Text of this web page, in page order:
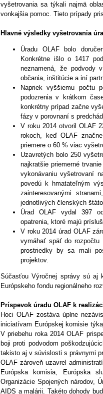
vyšetrovania sa týkali najmä
vonkajšia pomoc. Tieto prípady
Hlavné výsledky vyšetrovania
Úradu OLAF bolo
Konkrétne išlo o 1417
neznamená, že podvody
občania, inštitúcie a iní
Napriek vyššiemu počtu
podozrenia v krátkom
konkrétny prípad začne
fázy v porovnaní s
V roku 2014 otvoril OLAF
rokoch, keď OLAF
priemere o 60 % viac
Uzavretých bolo 250
najkratšie priemerné
vykonávaniu vyšetrovaní
povedú k hmatateľným
zainteresovanými
jednotlivých členských
Úrad OLAF vydal 397
opatrenia, ktoré majú
V roku 2014 úrad OLAF
vymáhať späť do rozpočtu
prostriedky by sa mali
projektov.
Súčasťou Výročnej správy sú aj
Európskeho fondu regionálneho
Príspevok úradu OLAF k
Hoci OLAF zostáva úplne
iniciatívam Európskej komisie
V priebehu roka 2014 OLAF
boji proti podvodom
takisto aj v súvislosti s právnymi
OLAF zároveň uzavrel
Európska komisia, Európska
Organizácie Spojených národov,
AIDS a malárii. Takéto dohody